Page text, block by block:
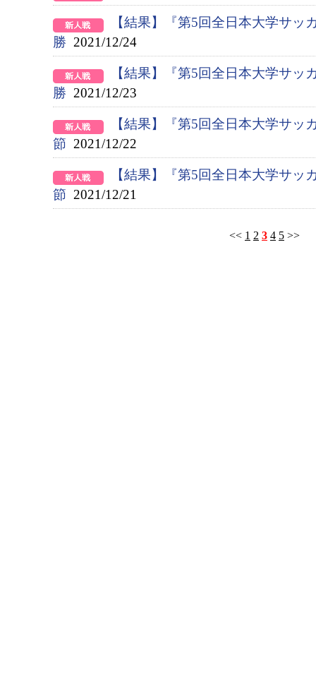
【結果】『第5回全日本大学サッ
勝 2021/12/24
【結果】『第5回全日本大学サッ
勝 2021/12/23
【結果】『第5回全日本大学サッ
節 2021/12/22
【結果】『第5回全日本大学サッ
節 2021/12/21
<< 1 2 3 4 5 >>